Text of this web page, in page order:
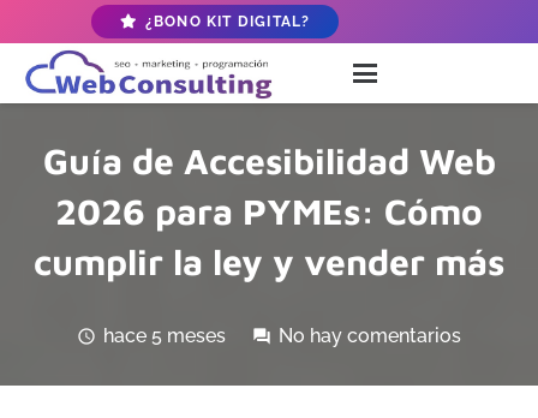
¿BONO KIT DIGITAL?
Guía de Accesibilidad Web
2026 para PYMEs: Cómo
cumplir la ley y vender más
schedule hace 5 meses forum No hay comentarios